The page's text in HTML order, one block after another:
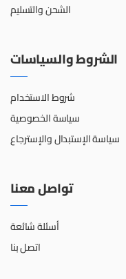
الشحن والتسليم
الشروط والسياسات
شروط الاستخدام
سياسة الخصوصية
سياسة الإستبدال والإسترجاع
تواصل معنا
أسئلة شائعة
اتصل بنا